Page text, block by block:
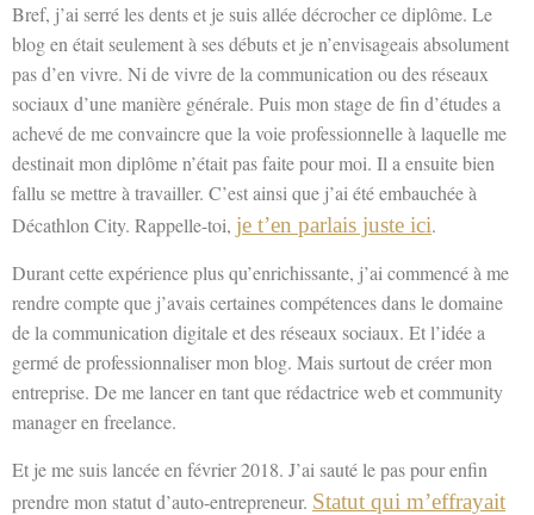
Bref, j’ai serré les dents et je suis allée décrocher ce diplôme. Le
blog en était seulement à ses débuts et je n’envisageais absolument
pas d’en vivre. Ni de vivre de la communication ou des réseaux
sociaux d’une manière générale. Puis mon stage de fin d’études a
achevé de me convaincre que la voie professionnelle à laquelle me
destinait mon diplôme n’était pas faite pour moi. Il a ensuite bien
fallu se mettre à travailler. C’est ainsi que j’ai été embauchée à
Décathlon City. Rappelle-toi, je t’en parlais juste ici.
Durant cette expérience plus qu’enrichissante, j’ai commencé à me
rendre compte que j’avais certaines compétences dans le domaine
de la communication digitale et des réseaux sociaux. Et l’idée a
germé de professionnaliser mon blog. Mais surtout de créer mon
entreprise. De me lancer en tant que rédactrice web et community
manager en freelance.
Et je me suis lancée en février 2018. J’ai sauté le pas pour enfin
prendre mon statut d’auto-entrepreneur. Statut qui m’effrayait